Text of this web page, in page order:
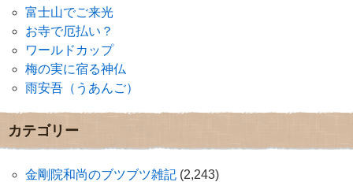
富士山でご来光
お寺で厄払い？
ワールドカップ
梅の実に宿る神仏
雨安吾（うあんご）
カテゴリー
金剛院和尚のブツブツ雑記 (2,243)